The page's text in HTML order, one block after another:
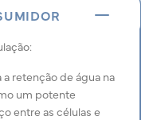
retenção de água na
um potente
entre as células e